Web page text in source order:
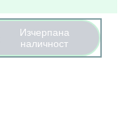
Изчерпана
наличност